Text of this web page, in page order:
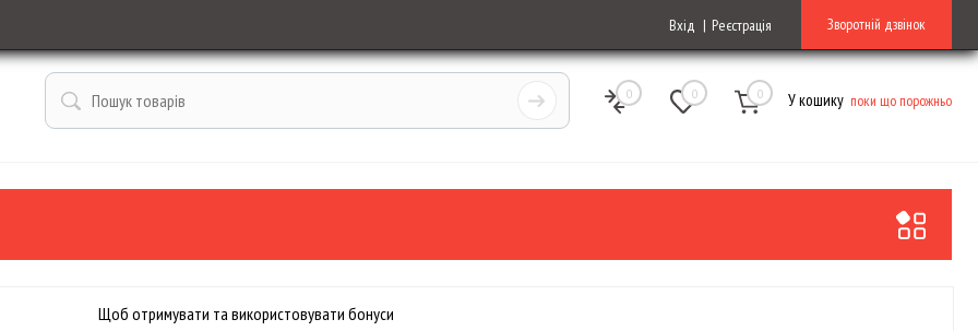
Вхід Реєстрація Зворотній дзвінок
0 0 0 У кошику поки що порожньо
Щоб отримувати та використовувати бонуси